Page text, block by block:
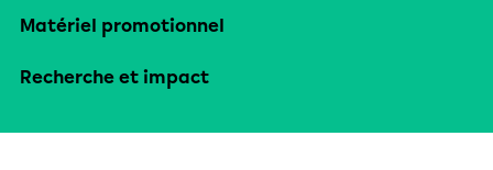
Matériel promotionnel
Recherche et impact